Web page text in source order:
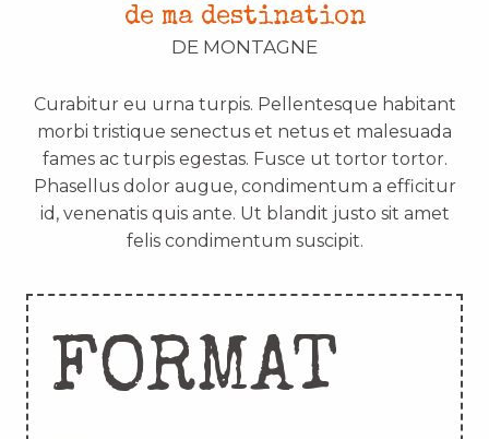
de ma destination
DE MONTAGNE
Curabitur eu urna turpis. Pellentesque habitant
morbi tristique senectus et netus et malesuada
fames ac turpis egestas. Fusce ut tortor tortor.
Phasellus dolor augue, condimentum a efficitur
id, venenatis quis ante. Ut blandit justo sit amet
felis condimentum suscipit.
FORMAT